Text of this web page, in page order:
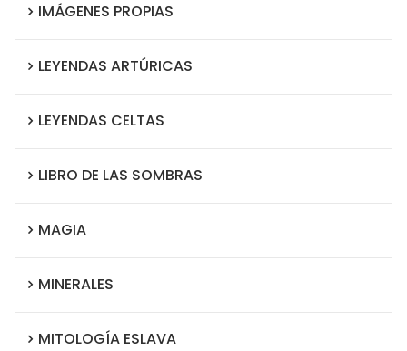
IMÁGENES PROPIAS
LEYENDAS ARTÚRICAS
LEYENDAS CELTAS
LIBRO DE LAS SOMBRAS
MAGIA
MINERALES
MITOLOGÍA ESLAVA